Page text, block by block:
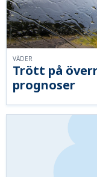
Trött på
prognoser
VÄDER